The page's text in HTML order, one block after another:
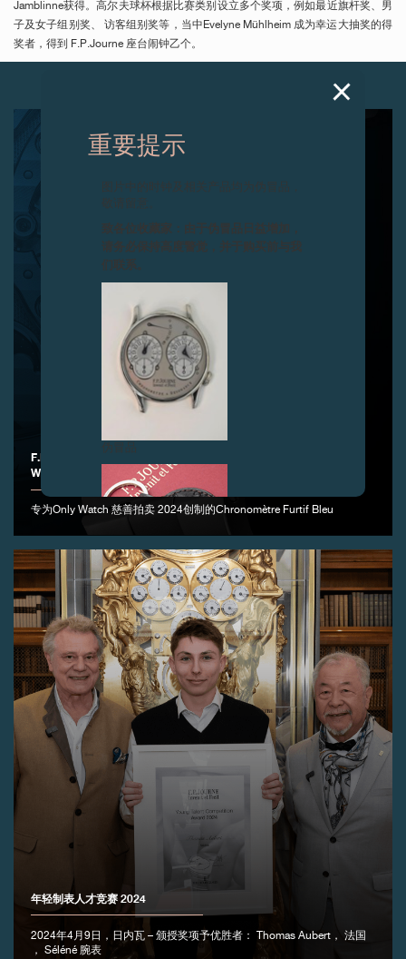
Jamblinne获得。高尔夫球杯根据比赛类别设立多个奖项，例如最近旗杆奖、男
子及女子组别奖、 访客组别奖等，当中Evelyne Mühlheim 成为幸运大抽奖的得
奖者，得到 F.P.Journe 座台闹钟乙个。
F.P.JOURNE隆重推出CHRONOMÈTRE FURTIF BLEU ONLY
WATCH 2024特别版腕表
专为Only Watch 慈善拍卖 2024创制的Chronomètre Furtif Bleu
年轻制表人才竞赛 2024
2024年4月9日，日内瓦 – 颁授奖项予优胜者： Thomas Aubert， 法国
， Séléné 腕表
重要提示
图片中的时钟及相关产品均为伪冒品，
致各位收藏家：由于伪冒品日益增加，
请务必保持高度警觉，并于购买前与我
们联系。
伪冒品
伪冒品